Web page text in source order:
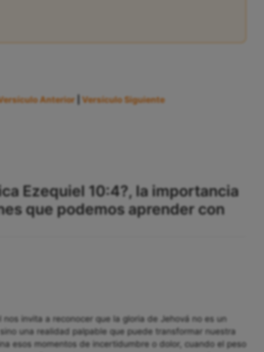
Anterior |Versículo Siguiente
Ezequiel 10:4?, la importancia
que podemos aprender con
nos invita a reconocer que la gloria de Jehová no es un
una realidad palpable que puede transformar nuestra
esos momentos de incertidumbre o dolor, cuando el peso